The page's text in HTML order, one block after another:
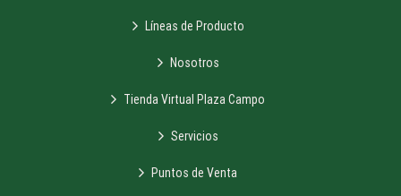
Líneas de Producto
Nosotros
Tienda Virtual Plaza Campo
Servicios
Puntos de Venta